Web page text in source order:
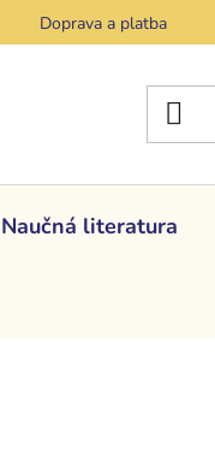
Doprava a platba
Naučná literatura